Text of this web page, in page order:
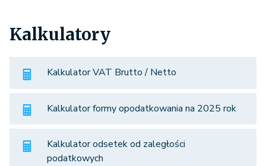
Kalkulatory
Kalkulator VAT Brutto / Netto
Kalkulator formy opodatkowania na 2025 rok
Kalkulator odsetek od zaległości
podatkowych